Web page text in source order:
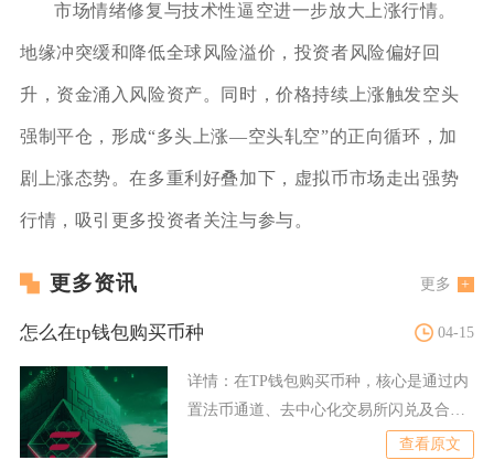
市场情绪修复与技术性逼空进一步放大上涨行情。
地缘冲突缓和降低全球风险溢价，投资者风险偏好回
升，资金涌入风险资产。同时，价格持续上涨触发空头
强制平仓，形成“多头上涨—空头轧空”的正向循环，加
剧上涨态势。在多重利好叠加下，虚拟币市场走出强势
行情，吸引更多投资者关注与参与。
更多资讯 更多
怎么在tp钱包购买币种 04-15
详情： 在TP钱包购买币种，核心是通过内
置法币通道、去中心化交易所闪兑及合约
查看原文